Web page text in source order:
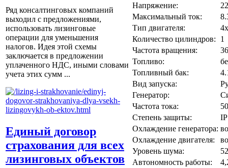
Ряд консалтинговых компаний
выходил с предложениями,
использовать лизинговые
операции для уменьшения
налогов. Идея этой схемы
заключается в предложении
уплаченного НДС, иными словами
учета этих сумм ...
Единый договор
страхования для всех
лизинговых объектов
Напряжение:
Максимальный ток:
Тип двигателя:
Количество цилиндров:
1
Частота вращения:
Топливо:
Топливный бак:
Вид запуска:
Генератор:
Частота тока:
Степень защиты:
Охлаждение генератора:
Охлаждение двигателя:
Уровень шума:
Автономность работы: